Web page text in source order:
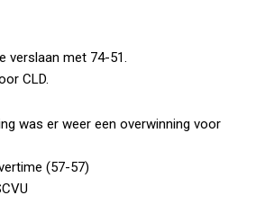
verslaan met 74-51.
CLD.
was er weer een overwinning voor
(57-57)